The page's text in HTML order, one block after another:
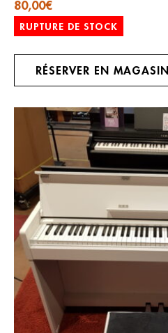
80,00€
RUPTURE DE STOCK
RÉSERVER EN MAGASIN